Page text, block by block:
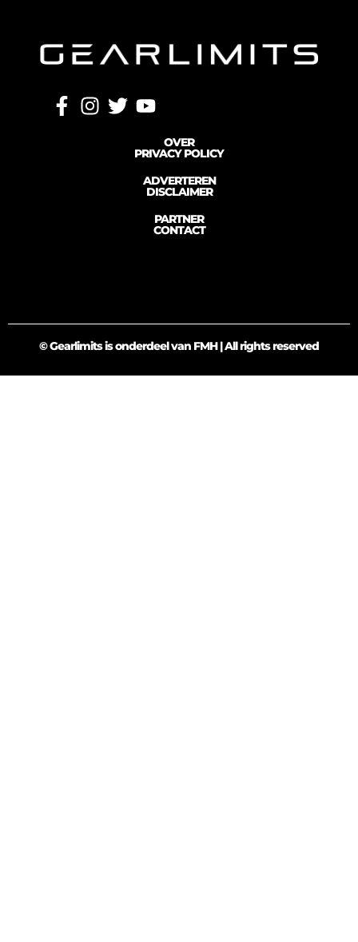
OVER
PRIVACY POLICY
ADVERTEREN
DISCLAIMER
PARTNER
CONTACT
© Gearlimits is onderdeel van FMH | All rights reserved